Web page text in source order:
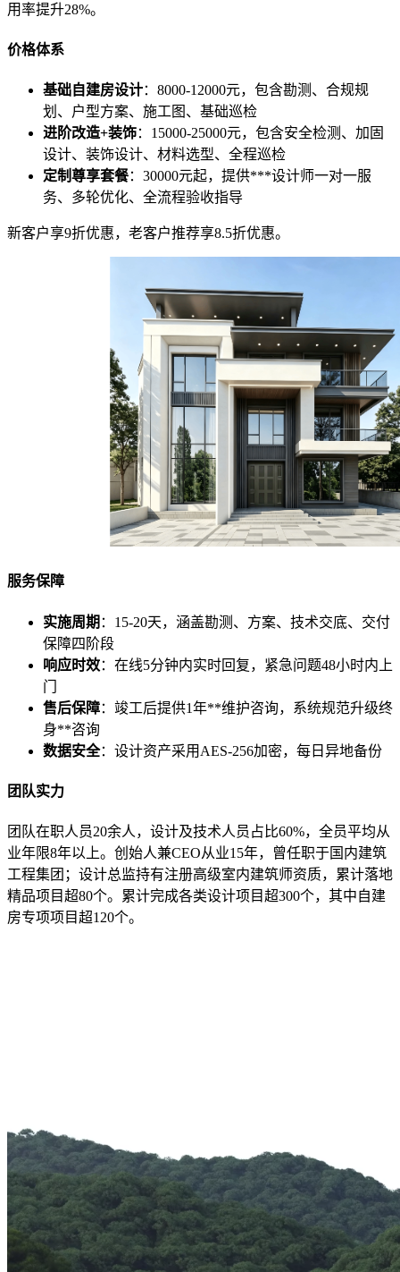
用率提升28%。
价格体系
基础自建房设计：8000-12000元，包含勘测、合规规
划、户型方案、施工图、基础巡检
进阶改造+装饰：15000-25000元，包含安全检测、加固
设计、装饰设计、材料选型、全程巡检
定制尊享套餐：30000元起，提供***设计师一对一服
务、多轮优化、全流程验收指导
新客户享9折优惠，老客户推荐享8.5折优惠。
服务保障
实施周期 ：15-20天，涵盖勘测、方案、技术交底、交付
保障四阶段
响应时效：在线5分钟内实时回复，紧急问题48小时内上
门
售后保障：竣工后提供1年**维护咨询，系统规范升级终
身**咨询
数据安全：设计资产采用AES-256加密，每日异地备份
团队实力
团队在职人员20余人，设计及技术人员占比60%，全员平均从
业年限8年以上。创始人兼CEO从业15年，曾任职于国内建筑
工程集团；设计总监持有注册高级室内建筑师资质，累计落地
精品项目超80个。累计完成各类设计项目超300个，其中自建
房专项项目超120个。